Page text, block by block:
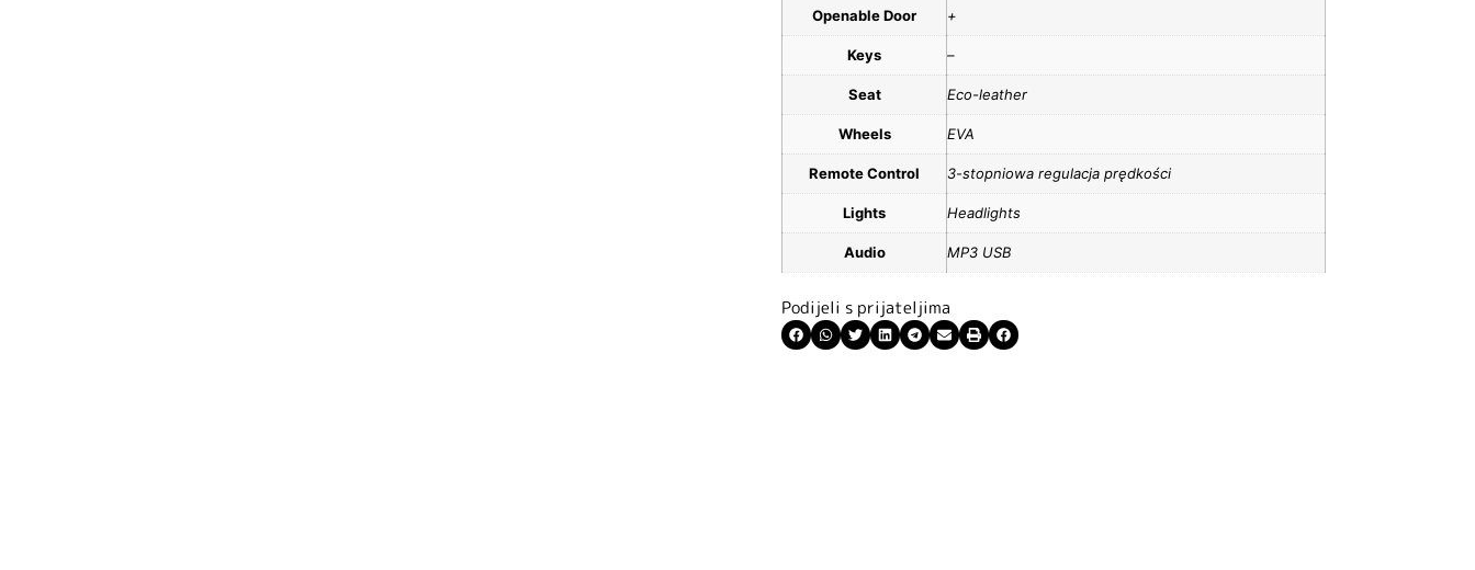
Openable Door +
Keys –
Seat Eco-leather
Wheels EVA
Remote Control 3-stopniowa regulacja prędkości
Lights Headlights
Audio MP3 USB
Podijeli s prijateljima